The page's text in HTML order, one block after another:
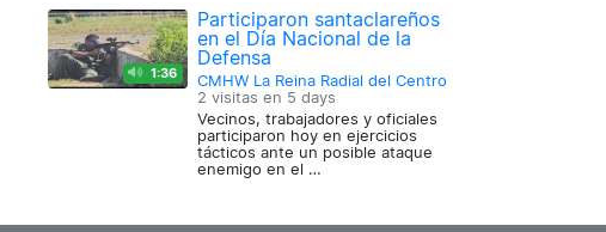
1:36
Participaron santaclareños
en el Día Nacional de la
Defensa
CMHW La Reina Radial del Centro
2 visitas en 5 days
Vecinos, trabajadores y oficiales
participaron hoy en ejercicios
tácticos ante un posible ataque
enemigo en el …